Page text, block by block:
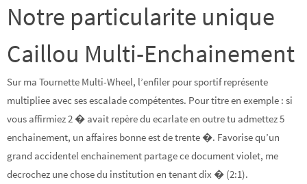
Notre particularite unique
Caillou Multi-Enchainement
Sur ma Tournette Multi-Wheel, l’enfiler pour sportif représente
multipliee avec ses escalade compétentes. Pour titre en exemple : si
vous affirmiez 2 � avait repère du ecarlate en outre tu admettez 5
enchainement, un affaires bonne est de trente �. Favorise qu’un
grand accidentel enchainement partage ce document violet, me
decrochez une chose du institution en tenant dix � (2:1).